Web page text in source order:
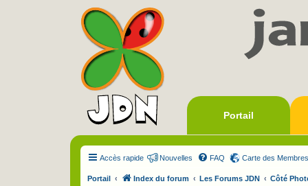
Portail
Accès rapide Nouvelles FAQ Carte des Membres
Portail Index du forum Les Forums JDN Côté